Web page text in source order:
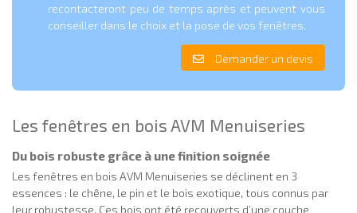
recontacteront peu de temps après et peuvent vous
conseiller dans le choix et la pose de vos fenêtres.
Demander un devis
Les fenêtres en bois AVM Menuiseries
Du bois robuste grâce à une finition soignée
Les fenêtres en bois AVM Menuiseries se déclinent en 3
essences : le chêne, le pin et le bois exotique, tous connus par
leur robustesse. Ces bois ont été recouverts d’une couche